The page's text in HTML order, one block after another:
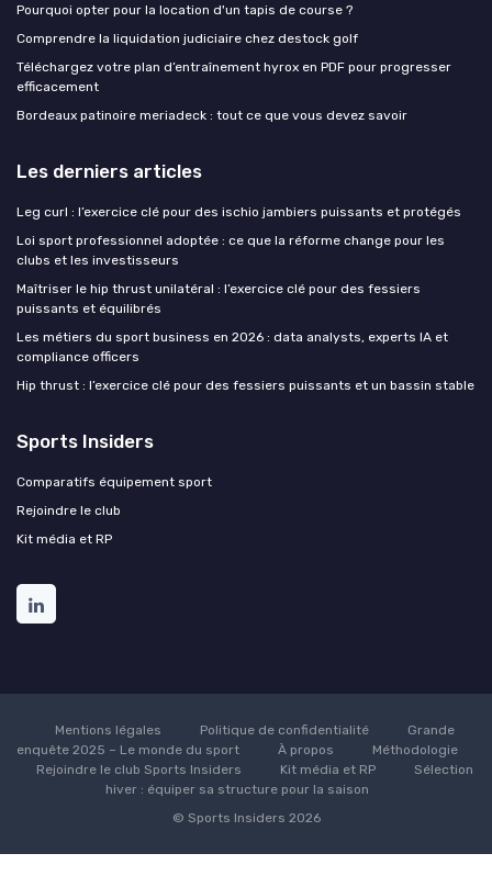
Pourquoi opter pour la location d'un tapis de course ?
Comprendre la liquidation judiciaire chez destock golf
Téléchargez votre plan d’entraînement hyrox en PDF pour progresser
efficacement
Bordeaux patinoire meriadeck : tout ce que vous devez savoir
Les derniers articles
Leg curl : l’exercice clé pour des ischio jambiers puissants et protégés
Loi sport professionnel adoptée : ce que la réforme change pour les
clubs et les investisseurs
Maîtriser le hip thrust unilatéral : l’exercice clé pour des fessiers
puissants et équilibrés
Les métiers du sport business en 2026 : data analysts, experts IA et
compliance officers
Hip thrust : l’exercice clé pour des fessiers puissants et un bassin stable
Sports Insiders
Comparatifs équipement sport
Rejoindre le club
Kit média et RP
Mentions légales Politique de confidentialité
Grande
enquête 2025 – Le monde du sport
À propos
Méthodologie
Rejoindre le club Sports Insiders
Kit média et RP
Sélection
hiver : équiper sa structure pour la saison
© Sports Insiders 2026